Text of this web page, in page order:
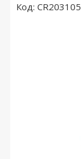
CR203105